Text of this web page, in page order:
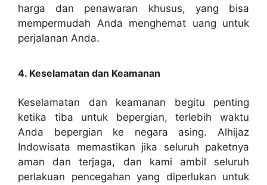
harga dan penawaran khusus, yang bisa
mempermudah Anda menghemat uang untuk
perjalanan Anda.
4. Keselamatan dan Keamanan
Keselamatan dan keamanan begitu penting
ketika tiba untuk bepergian, terlebih waktu
Anda bepergian ke negara asing. Alhijaz
Indowisata memastikan jika seluruh paketnya
aman dan terjaga, dan kami ambil seluruh
perlakuan pencegahan yang diperlukan untuk